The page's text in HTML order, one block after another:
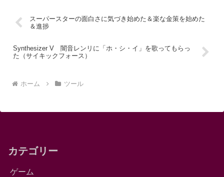
スーパースターの面白さに気づき始めた＆楽な金策を始めた
＆進捗
Synthesizer V 闇音レンリに「ホ・シ・イ」を歌ってもらっ
た（サイキックフォース）
ホーム ツール
カテゴリー
ゲーム